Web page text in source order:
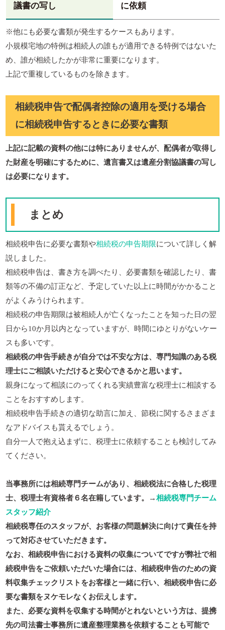
議書の写し
に依頼
※他にも必要な書類が発生するケースもあります。
小規模宅地の特例は相続人の誰もが適用できる特例ではないた
め、誰が相続したかが非常に重要になります。
上記で重複しているものを除きます。
相続税申告で配偶者控除の適用を受ける場合
に相続税申告するときに必要な書類
上記に記載の資料の他には特にありませんが、配偶者が取得し
た財産を明確にするために、遺言書又は遺産分割協議書の写し
は必要になります。
まとめ
相続税申告に必要な書類や相続税の申告期限について詳しく解
説しました。
相続税申告は、書き方を調べたり、必要書類を確認したり、書
類等の不備の訂正など、予定していた以上に時間がかかること
がよくみうけられます。
相続税の申告期限は被相続人が亡くなったことを知った日の翌
日から10か月以内となっていますが、時間にゆとりがないケー
スも多いです。
相続税の申告手続きが自分では不安な方は、専門知識のある税
理士にご相談いただけると安心できるかと思います。
親身になって相談にのってくれる実績豊富な税理士に相談する
ことをおすすめします。
相続税申告手続きの適切な助言に加え、節税に関するさまざま
なアドバイスも貰えるでしょう。
自分一人で抱え込まずに、税理士に依頼することも検討してみ
てください。
当事務所には相続専門チームがあり、相続税法に合格した税理
士、税理士有資格者６名在籍しています。→相続税専門チーム
スタッフ紹介
相続税専任のスタッフが、お客様の問題解決に向けて責任を持
って対応させていただきます。
なお、相続税申告における資料の収集についてですが弊社で相
続税申告をご依頼いただいた場合には、相続税申告のための資
料収集チェックリストをお客様と一緒に行い、相続税申告に必
要な書類をヌケモレなくお伝えします。
また、必要な資料を収集する時間がとれないという方は、提携
先の司法書士事務所に遺産整理業務を依頼することも可能で